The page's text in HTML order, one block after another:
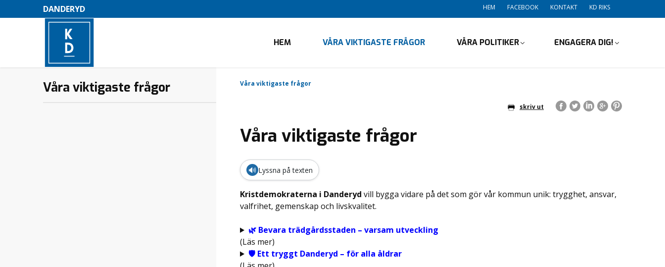
DANDERYD HEM FACEBOOK KONTAKT KD RIKS
HEM VÅRA VIKTIGASTE FRÅGOR VÅRA POLITIKER ENGAGERA DIG!
Våra viktigaste frågor
skriv ut
Våra viktigaste frågor
🔊 Lyssna på texten
Kristdemokraterna i Danderyd vill bygga vidare på det som gör vår kommun unik: trygghet, ansvar,
valfrihet, gemenskap och livskvalitet.
🌿 Bevara trädgårdsstaden – varsam utveckling
(Läs mer)
🛡️ Ett tryggt Danderyd – för alla åldrar
Våra viktigaste frågor